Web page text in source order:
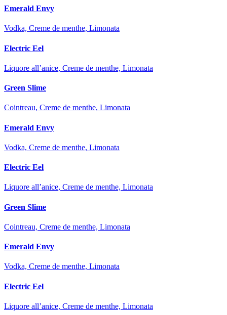
Emerald Envy
Vodka, Creme de menthe, Limonata
Electric Eel
Liquore all’anice, Creme de menthe, Limonata
Green Slime
Cointreau, Creme de menthe, Limonata
Emerald Envy
Vodka, Creme de menthe, Limonata
Electric Eel
Liquore all’anice, Creme de menthe, Limonata
Green Slime
Cointreau, Creme de menthe, Limonata
Emerald Envy
Vodka, Creme de menthe, Limonata
Electric Eel
Liquore all’anice, Creme de menthe, Limonata